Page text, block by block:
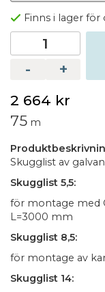
Finns i lager
- +
2 664 kr
75 m
Skugglist av
Skugglist 5,5:
för montage med
L=3000 mm
Skugglist 8,5:
för montage av
Skugglist 14: